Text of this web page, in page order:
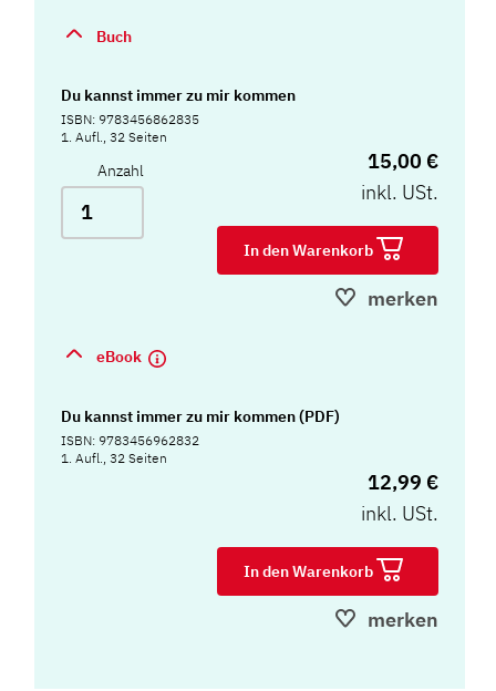
Buch
Du kannst immer zu mir kommen
ISBN: 9783456862835
1. Aufl., 32 Seiten
Anzahl
15,00 €
inkl. USt.
In den Warenkorb
merken
eBook
Du kannst immer zu mir kommen (PDF)
ISBN: 9783456962832
1. Aufl., 32 Seiten
12,99 €
inkl. USt.
In den Warenkorb
merken